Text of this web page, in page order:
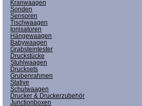
Kranwaagen
Sonden
Sensoren
Tischwaagen
Ionisatoren
Hängewaagen
Babywaagen
Grabsteintester
Druckstücke
Stuhlwaagen
Drucksets
Grubenrahmen
Stative
Schulwaagen
Drucker & Druckerzubehör
Junctionboxen